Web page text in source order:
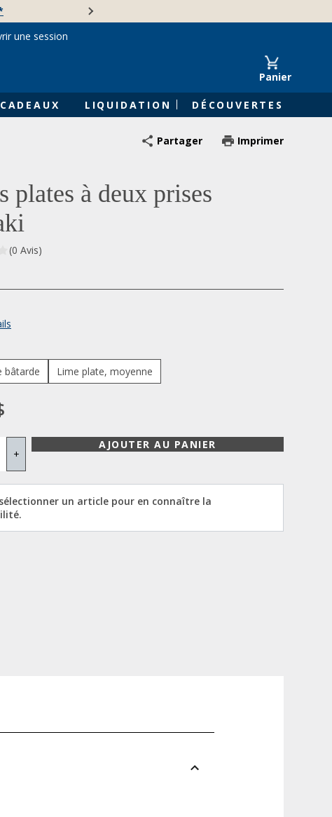
Panier
CADEAUX LIQUIDATION DÉCOUVERTES
une session
Partager Imprimer
plates à deux prises
(0 Avis)
bâtarde
Lime plate, moyenne
+
AJOUTER AU PANIER
un article pour en connaître la